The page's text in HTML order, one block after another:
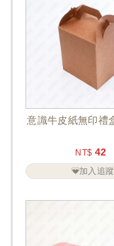
意識牛皮紙無印禮
NT$ 42
加入追蹤